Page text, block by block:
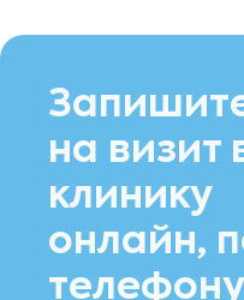
на визит
клинику
онлайн,